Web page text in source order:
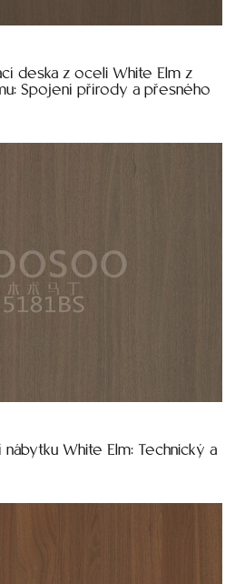
deska z oceli White Elm z
Spojení přírody a přesného
White Elm: Technický a